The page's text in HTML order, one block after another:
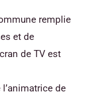
remplie
et de
de TV est
de